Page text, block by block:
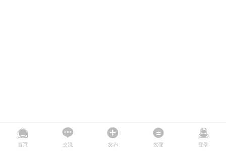
首页 交流 发布 发现 登录